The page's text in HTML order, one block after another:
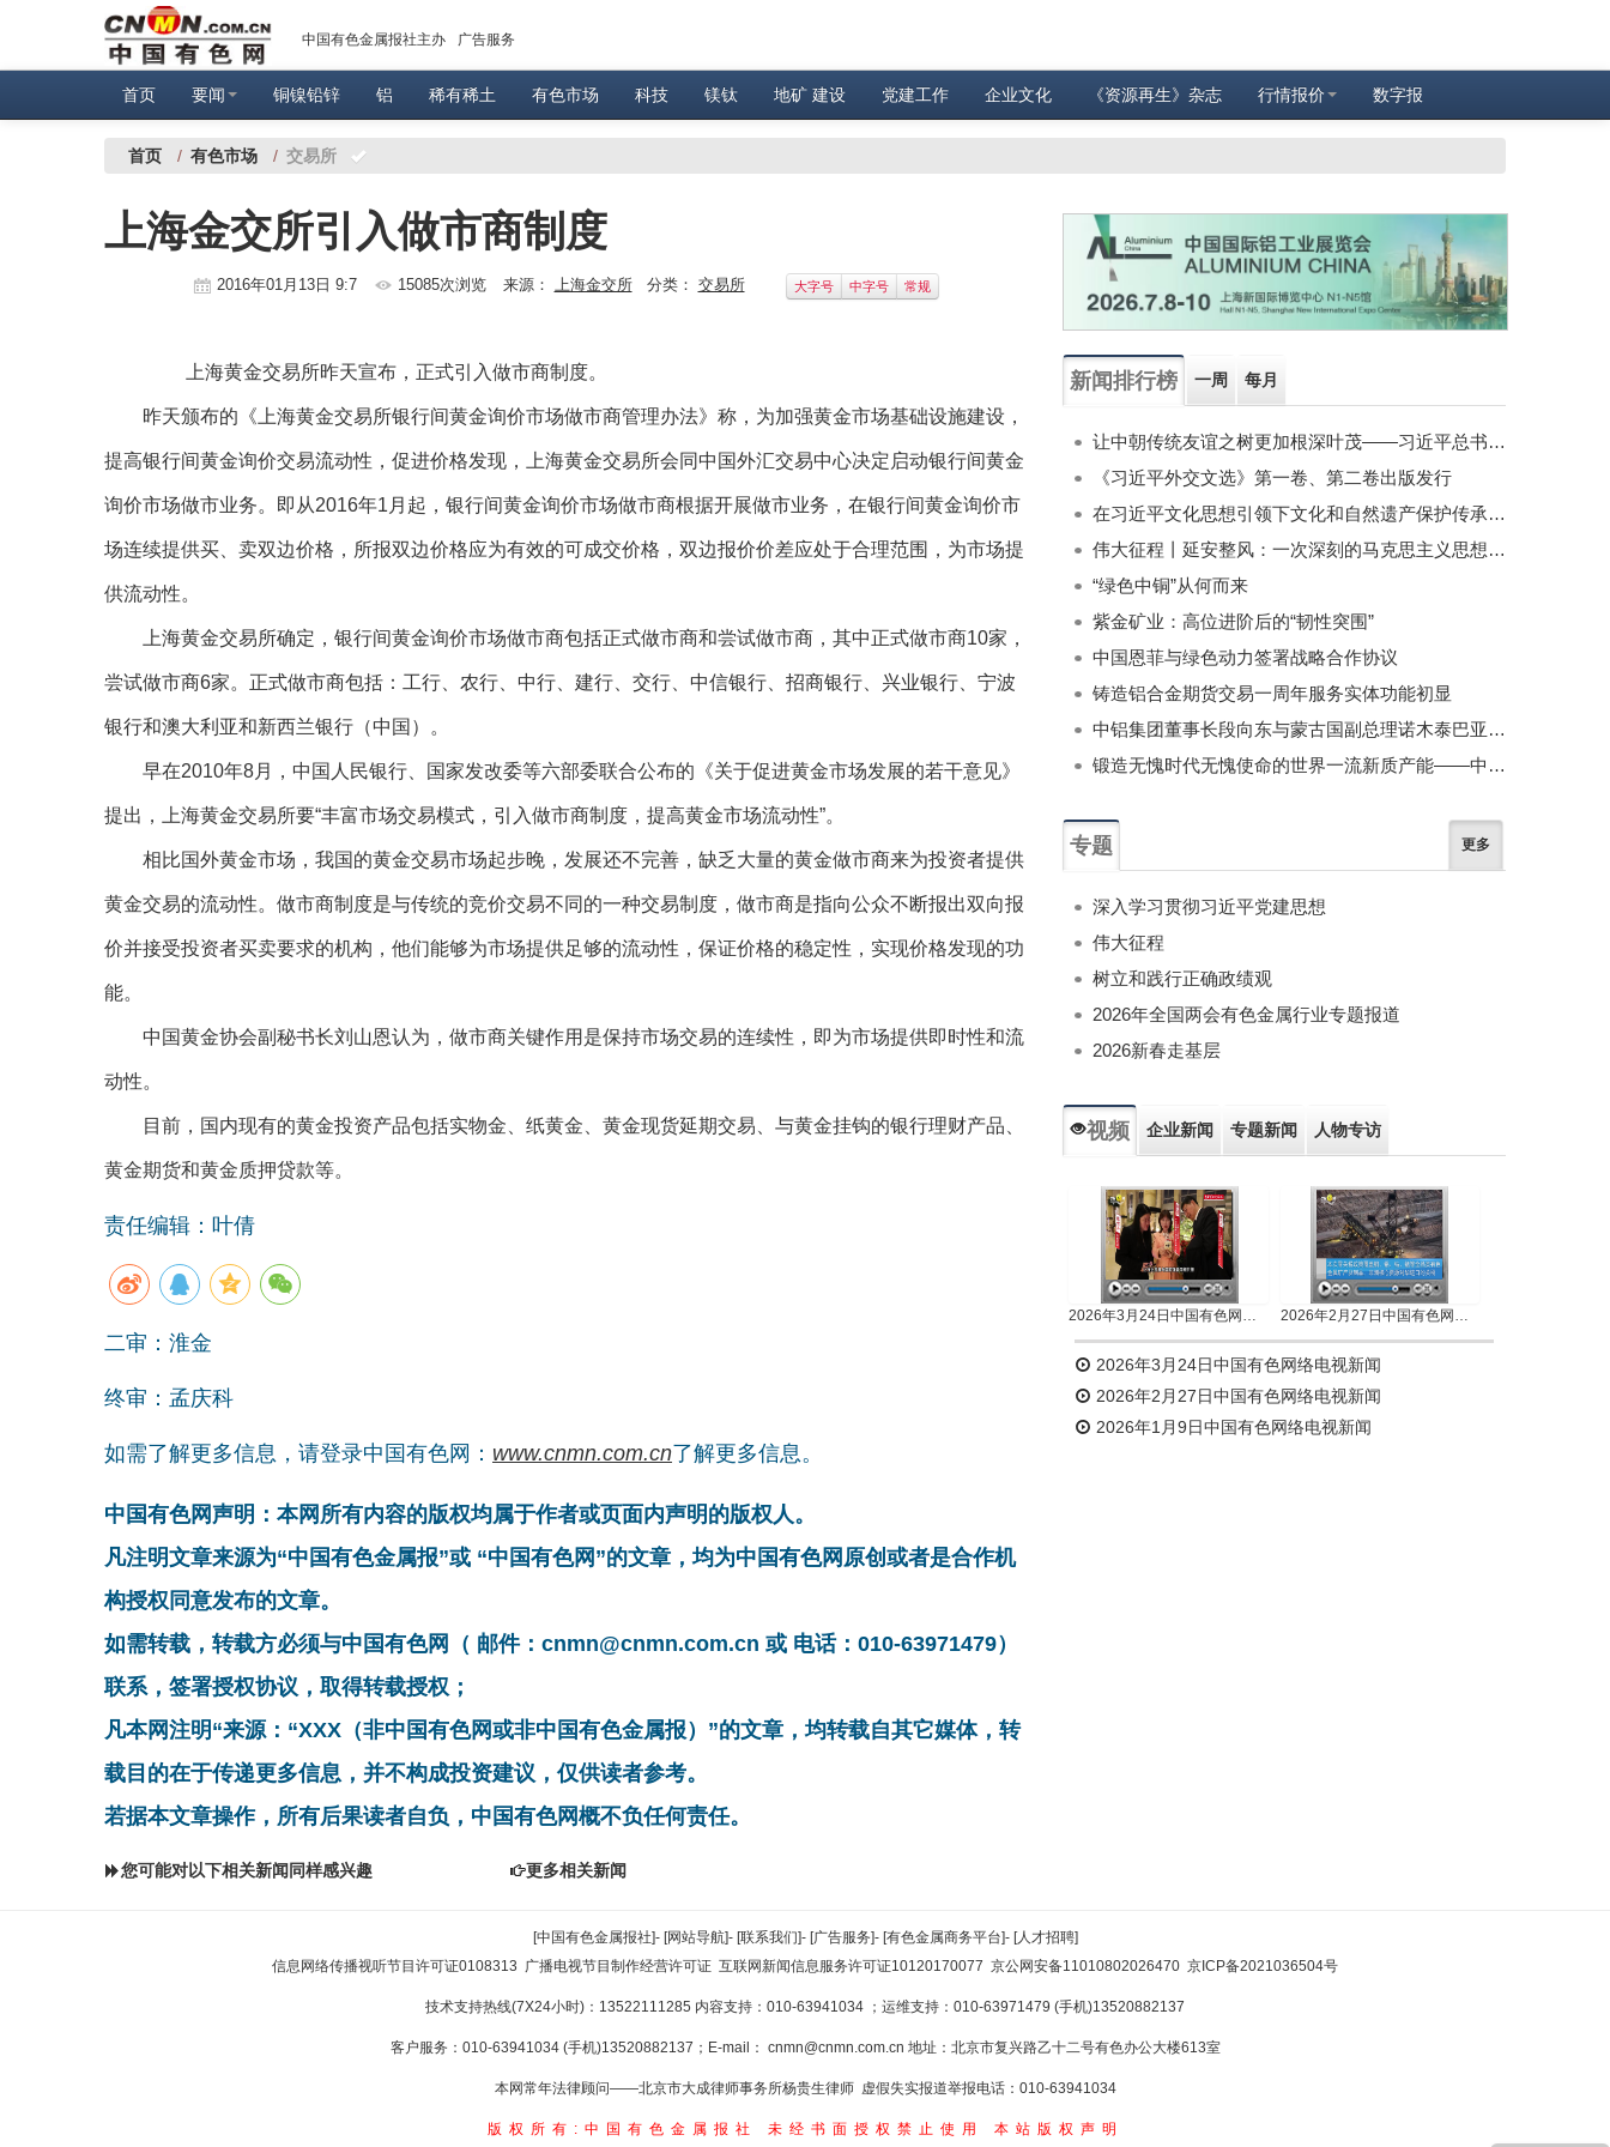
中国有色金属报社主办 广告服务
首页 要闻 铜镍铅锌 铝 稀有稀土 有色市场 科技 镁钛 地矿 建设 党建工作 企业文化 《资源再生》杂志 行情报价 数字报
首页 / 有色市场 / 交易所
上海金交所引入做市商制度
2016年01月13日 9:7 15085次浏览 来源： 上海金交所分类： 交易所 大字号 中字号 常规
上海黄金交易所昨天宣布，正式引入做市商制度。
昨天颁布的《上海黄金交易所银行间黄金询价市场做市商管理办法》称，为加强黄金市场基础设施建设，
提高银行间黄金询价交易流动性，促进价格发现，上海黄金交易所会同中国外汇交易中心决定启动银行间黄金
询价市场做市业务。即从2016年1月起，银行间黄金询价市场做市商根据开展做市业务，在银行间黄金询价市
场连续提供买、卖双边价格，所报双边价格应为有效的可成交价格，双边报价价差应处于合理范围，为市场提
供流动性。
上海黄金交易所确定，银行间黄金询价市场做市商包括正式做市商和尝试做市商，其中正式做市商10家，
尝试做市商6家。正式做市商包括：工行、农行、中行、建行、交行、中信银行、招商银行、兴业银行、宁波
银行和澳大利亚和新西兰银行（中国）。
早在2010年8月，中国人民银行、国家发改委等六部委联合公布的《关于促进黄金市场发展的若干意见》
提出，上海黄金交易所要“丰富市场交易模式，引入做市商制度，提高黄金市场流动性”。
相比国外黄金市场，我国的黄金交易市场起步晚，发展还不完善，缺乏大量的黄金做市商来为投资者提供
黄金交易的流动性。做市商制度是与传统的竞价交易不同的一种交易制度，做市商是指向公众不断报出双向报
价并接受投资者买卖要求的机构，他们能够为市场提供足够的流动性，保证价格的稳定性，实现价格发现的功
能。
中国黄金协会副秘书长刘山恩认为，做市商关键作用是保持市场交易的连续性，即为市场提供即时性和流
动性。
目前，国内现有的黄金投资产品包括实物金、纸黄金、黄金现货延期交易、与黄金挂钩的银行理财产品、
黄金期货和黄金质押贷款等。
责任编辑：叶倩
二审：淮金
终审：孟庆科
如需了解更多信息，请登录中国有色网： www.cnmn.com.cn了解更多信息。
中国有色网声明：本网所有内容的版权均属于作者或页面内声明的版权人。
凡注明文章来源为“中国有色金属报”或 “中国有色网”的文章，均为中国有色网原创或者是合作机
构授权同意发布的文章。
如需转载，转载方必须与中国有色网（ 邮件：cnmn@cnmn.com.cn 或 电话：010-63971479）
联系，签署授权协议，取得转载授权；
凡本网注明“来源：“XXX（非中国有色网或非中国有色金属报）”的文章，均转载自其它媒体，转
载目的在于传递更多信息，并不构成投资建议，仅供读者参考。
若据本文章操作，所有后果读者自负，中国有色网概不负任何责任。
您可能对以下相关新闻同样感兴趣 更多相关新闻
新闻排行榜 一周 每月
让中朝传统友谊之树更加根深叶茂——习近平总书记对朝鲜进行国事访问纪实
《习近平外交文选》第一卷、第二卷出版发行
在习近平文化思想引领下文化和自然遗产保护传承利用工作开创新局面
伟大征程丨延安整风：一次深刻的马克思主义思想教育运动
“绿色中铜”从何而来
紫金矿业：高位进阶后的“韧性突围”
中国恩菲与绿色动力签署战略合作协议
铸造铝合金期货交易一周年服务实体功能初显
中铝集团董事长段向东与蒙古国副总理诺木泰巴亚尔举行会谈
锻造无愧时代无愧使命的世界一流新质产能——中国有色金属工业的战略应对与破局之道（二）
专题 更多
深入学习贯彻习近平党建思想
伟大征程
树立和践行正确政绩观
2026年全国两会有色金属行业专题报道
2026新春走基层
视频 企业新闻 专题新闻 人物专访
2026年3月24日中国有色网络电视新闻 2026年2月27日中国有色网络电视新闻
2026年3月24日中国有色网络电视新闻
2026年2月27日中国有色网络电视新闻
2026年1月9日中国有色网络电视新闻
[中国有色金属报社]- [网站导航]- [联系我们]- [广告服务]- [有色金属商务平台]- [人才招聘]
信息网络传播视听节目许可证0108313 广播电视节目制作经营许可证 互联网新闻信息服务许可证10120170077 京公网安备11010802026470 京ICP备2021036504号
技术支持热线(7X24小时)：13522111285 内容支持：010-63941034 ；运维支持：010-63971479 (手机)13520882137
客户服务：010-63941034 (手机)13520882137；E-mail： cnmn@cnmn.com.cn 地址：北京市复兴路乙十二号有色办公大楼613室
本网常年法律顾问——北京市大成律师事务所杨贵生律师 虚假失实报道举报电话：010-63941034
版权所有:中国有色金属报社 未经书面授权禁止使用 本站版权声明